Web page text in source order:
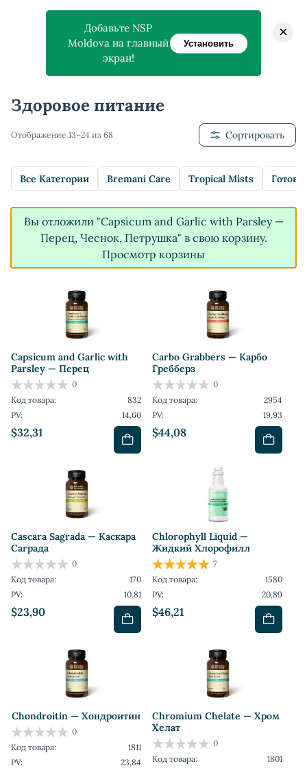
Главная > Магазин > Здоровое питание
Здоровое питание
Отображение 13–24 из 68 Сортировать
Все Категории Bremani Care Tropical Mists
Вы отложили "Capsicum and Garlic with Parsley —
Перец, Чеснок, Петрушка" в свою корзину.
Просмотр корзины
Capsicum and Garlic with
Parsley — Перец
$32,31
0
Код товара:
832
PV:
14,60
Carbo Grabbers — Карбо
Гребберз
$44,08
0
Код товара:
2954
PV:
19,93
Cascara Sagrada — Каскара
Саграда
$23,90
0
Код товара:
170
PV:
10,81
Chlorophyll Liquid —
Жидкий Хлорофилл
$46,21
7
Код товара:
1580
PV:
20,89
Chondroitin — Хондроитин
0
Код товара:
1811
PV:
23,84
Chromium Chelate — Хром
Хелат
0
Код товара:
1801
Добавьте NSP
Moldova на главный
экран!
Установить
×